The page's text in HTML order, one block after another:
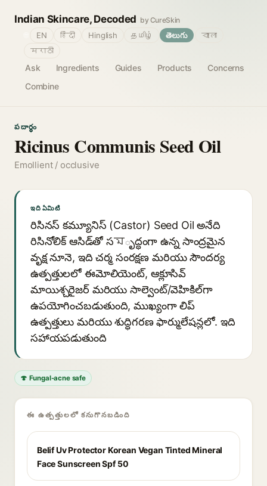
Indian Skincare, Decoded by CureSkin
Ask Ingredients Guides Products
Concerns
Combine
EN हिंदी Hinglish தமிழ் తెలుగు
বাংলা
मराठी
పదార్థం
Ricinus Communis Seed Oil
Emollient / occlusive
ఇది ఏమిటి
రిసినస్ కమ్యూనిస్ (Castor) Seed Oil అనేది
రిసినోలిక్ ఆసిడ్‌తో సমృద్ధంగా ఉన్న సాంద్రమైన
వృక్ష నూనె, ఇది చర్మ సంరక్షణ మరియు సౌందర్య
ఉత్పత్తులలో ఈమోలియెంట్, ఆక్లూసివ్
మాయిశ్చరైజర్ మరియు సాల్వెంట్/వెహికిల్‌గా
ఉపయోగించబడుతుంది, ముఖ్యంగా లిప్
ఉత్పత్తులు మరియు శుద్ధిగరణ ఫార్ములేషన్లలో. ఇది
సహాయపడుతుంది
🍄 Fungal-acne safe
ఈ ఉత్పత్తులలో కనుగొనబడింది
Belif Uv Protector Korean Vegan Tinted Mineral
Face Sunscreen Spf 50